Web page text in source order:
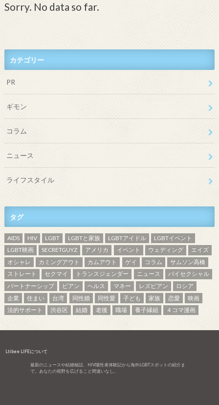
Sorry. No data so far.
カテゴリー
PR
ギモン
コラム
ニュース
ライフスタイル
タグ
AIDS HIV LGBT LGBTと家族 LGBTアイドル
LGBTイベント
LGBT映画
SECRETGUYZ アメリカ イベント ウェディング
エイズ
オシャレ
カミングアウト カムアウト ゲイ コラム
サムソン高橋
ストレート
セクマイ トランスジェンダー ニュース
バイセクシャル
パートナーシップ
ビアン ヘルス マネー レズビアン
ロシア
企業
住まい 台湾 同性婚 同性愛 子ども 家族 恋愛
映画
法的サポート
渋谷区 結婚 老後 職場 養子縁組 ４コマ漫画
Ltibee LIFEについて
最新のニュースや結婚秘話、HIV陽性者体験記から海外LGBTスポットの紹介ま
で。あなたの視野を広げること間違いなし。